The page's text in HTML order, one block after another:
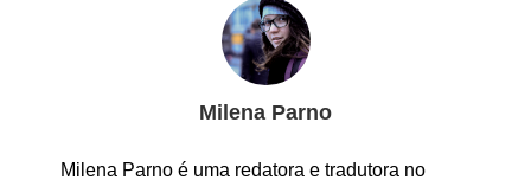
Milena Parno
Milena Parno é uma redatora e tradutora no